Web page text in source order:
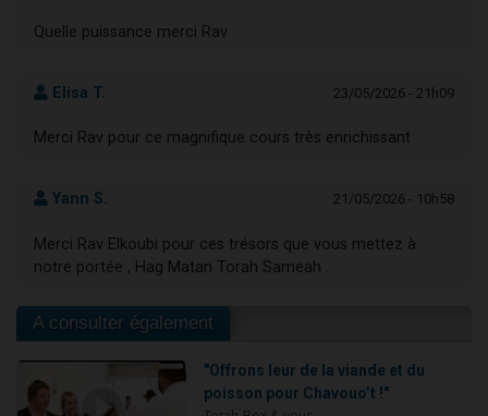
Quelle puissance merci Rav
Elisa T. 23/05/2026 - 21h09
Merci Rav pour ce magnifique cours très enrichissant
Yann S. 21/05/2026 - 10h58
Merci Rav Elkoubi pour ces trésors que vous mettez à
notre portée , Hag Matan Torah Sameah .
A consulter également
"Offrons leur de la viande et du
poisson pour Chavouo’t !"